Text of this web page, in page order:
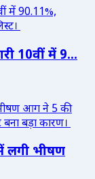
10वीं में 9...
लगी भीषण